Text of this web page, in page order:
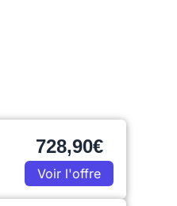
728,90€
Voir l'offre